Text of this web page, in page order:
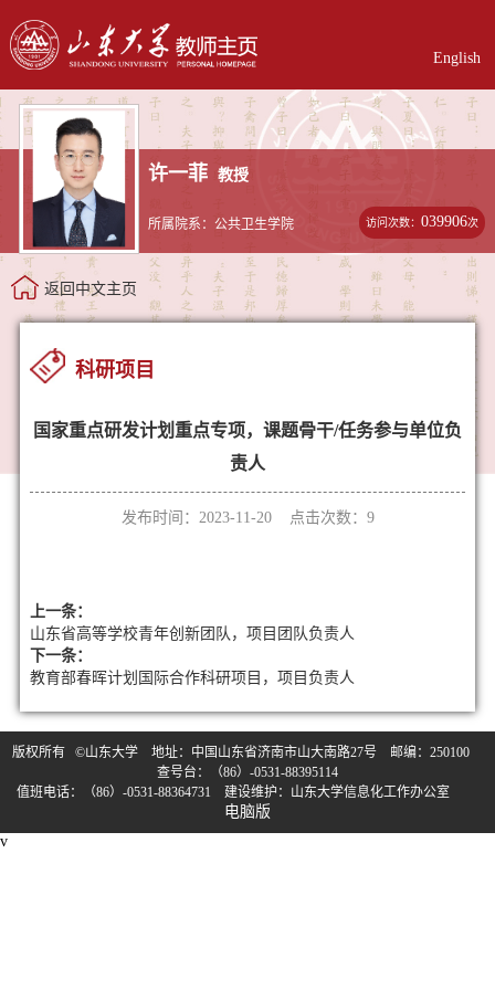
English
许一菲 教授
所属院系：公共卫生学院 访问次数：039906次
返回中文主页
科研项目
国家重点研发计划重点专项，课题骨干/任务参与单位负
责人
发布时间：2023-11-20 点击次数： 9
上一条：
山东省高等学校青年创新团队，项目团队负责人
下一条：
教育部春晖计划国际合作科研项目，项目负责人
版权所有 ©山东大学 地址：中国山东省济南市山大南路27号 邮编：250100
查号台：（86）-0531-88395114
值班电话：（86）-0531-88364731 建设维护：山东大学信息化工作办公室
电脑版
v